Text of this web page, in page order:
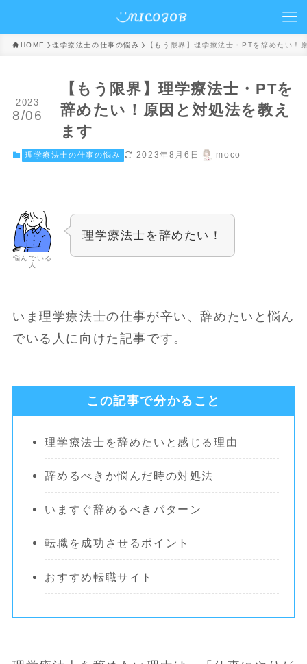
HOME 理学療法士の仕事の悩み 【もう限界】理学療法士・PTを辞めたい！
【もう限界】理学療法士・PTを
辞めたい！原因と対処法を教え
ます
2023
8/06
理学療法士の仕事の悩み 2023年8月6日 moco
悩んでいる
人
理学療法士を辞めたい！
いま理学療法士の仕事が辛い、辞めたいと悩ん
でいる人に向けた記事です。
この記事で分かること
理学療法士を辞めたいと感じる理由
辞めるべきか悩んだ時の対処法
いますぐ辞めるべきパターン
転職を成功させるポイント
おすすめ転職サイト